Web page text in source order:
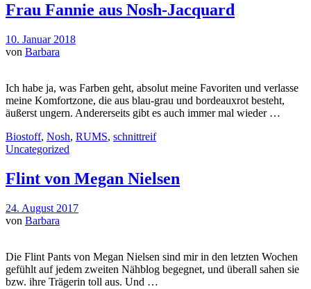
Frau Fannie aus Nosh-Jacquard
10. Januar 2018
von Barbara
Ich habe ja, was Farben geht, absolut meine Favoriten und verlasse
meine Komfortzone, die aus blau-grau und bordeauxrot besteht,
äußerst ungern. Andererseits gibt es auch immer mal wieder …
Biostoff, Nosh, RUMS, schnittreif
Uncategorized
Flint von Megan Nielsen
24. August 2017
von Barbara
Die Flint Pants von Megan Nielsen sind mir in den letzten Wochen
gefühlt auf jedem zweiten Nähblog begegnet, und überall sahen sie
bzw. ihre Trägerin toll aus. Und …